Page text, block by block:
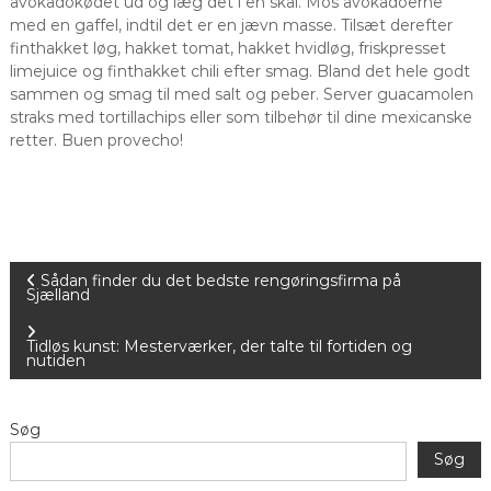
med en gaffel, indtil det er en jævn masse. Tilsæt derefter
finthakket løg, hakket tomat, hakket hvidløg, friskpresset
limejuice og finthakket chili efter smag. Bland det hele godt
sammen og smag til med salt og peber. Server guacamolen
straks med tortillachips eller som tilbehør til dine mexicanske
retter. Buen provecho!
n
d
l
æ
Sådan finder du det bedste rengøringsfirma på
Sjælland
Tidløs kunst: Mesterværker, der talte til fortiden og
nutiden
Søg
Søg